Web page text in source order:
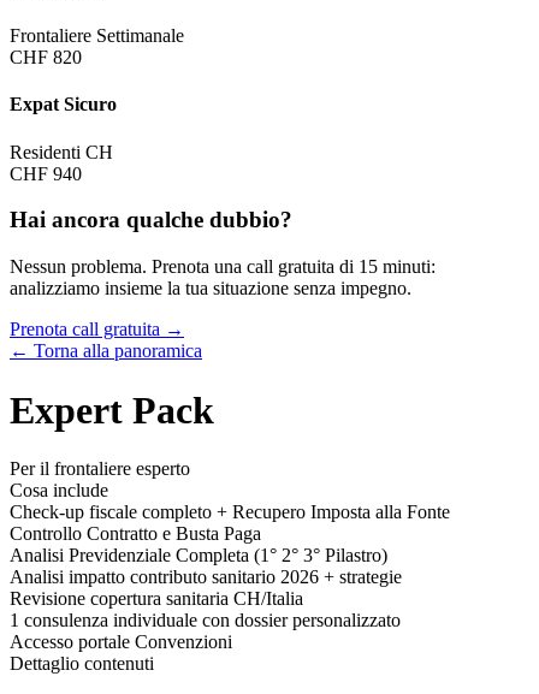
Frontaliere Settimanale
CHF 820
Expat Sicuro
Residenti CH
CHF 940
Hai ancora qualche dubbio?
Nessun problema. Prenota una call gratuita di 15 minuti:
analizziamo insieme la tua situazione senza impegno.
Prenota call gratuita →
← Torna alla panoramica
Expert Pack
Per il frontaliere esperto
Cosa include
Check-up fiscale completo + Recupero Imposta alla Fonte
Controllo Contratto e Busta Paga
Analisi Previdenziale Completa (1° 2° 3° Pilastro)
Analisi impatto contributo sanitario 2026 + strategie
Revisione copertura sanitaria CH/Italia
1 consulenza individuale con dossier personalizzato
Accesso portale Convenzioni
Dettaglio contenuti